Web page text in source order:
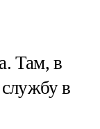
Там, в
в